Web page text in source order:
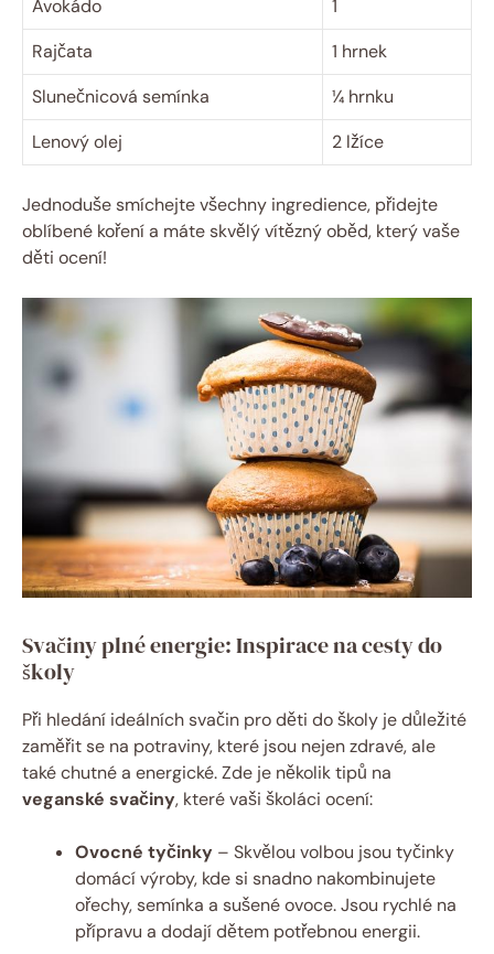
Avokádo
1
Rajčata
1 hrnek
Slunečnicová semínka
¼ hrnku
Lenový olej
2 lžíce
Jednoduše smíchejte všechny ingredience, přidejte
oblíbené koření a máte skvělý vítězný oběd, který vaše
děti ocení!
Svačiny plné energie: Inspirace na cesty do
školy
Při hledání ideálních svačin pro děti do školy je důležité
zaměřit se na potraviny, které jsou nejen zdravé, ale
také chutné a energické. Zde je několik tipů na
veganské svačiny, které vaši školáci ocení:
Ovocné tyčinky – Skvělou volbou jsou tyčinky
domácí výroby, kde si snadno nakombinujete
ořechy, semínka a sušené ovoce. Jsou rychlé na
přípravu a dodají dětem potřebnou energii.